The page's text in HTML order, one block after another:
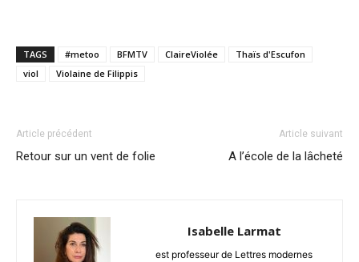
TAGS #metoo BFMTV ClaireViolée
Thaïs d'Escufon
viol
Violaine de Filippis
Article précédent
Retour sur un vent de folie
Article suivant
A l’école de la lâcheté
Isabelle Larmat
est professeur de Lettres modernes